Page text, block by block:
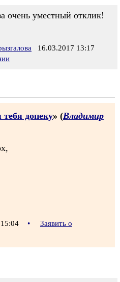
очень уместный отклик!
16.03.2017 13:17
тебя допеку» (Владимир
•
Заявить о